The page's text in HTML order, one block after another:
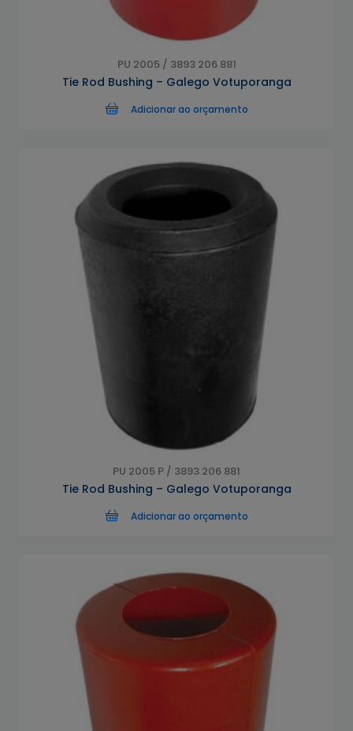
PU 2005 / 3893 206 881
Tie Rod Bushing – Galego Votuporanga
Adicionar ao orçamento
PU 2005 P / 3893 206 881
Tie Rod Bushing – Galego Votuporanga
Adicionar ao orçamento